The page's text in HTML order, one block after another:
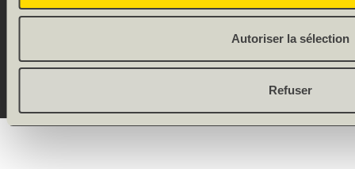
Autoriser la sélection
Refuser
Onlineshop by